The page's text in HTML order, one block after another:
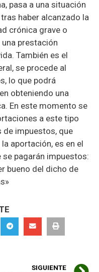
pasa a una situación
haber alcanzado la
crónica grave o
prestación
También es el
se procede al
lo que podrá
obteniendo una
En este momento se
a este tipo
impuestos, que
aportación, es en el
pagarán impuestos:
bueno del dicho de
SIGUIENTE